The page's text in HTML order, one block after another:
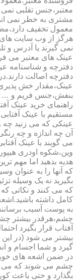
معتبر،جنس تقلبی نمی
مشتری به خطر نمی
معمول تخفیف
هرگز از وب سایت های
نمی گیرند یا آدرس و
عینک های معتبر می
دفترچه و شناسنامه
دفترچه اصالت
عینک،مقدار خش
بنفش،جنس فریم و …
راهنمای خرید عینک
مستقیم با عینک
عینکی که می زنید چه
آن چه اندازه و چه
می گویند با عینک
وین،شکوه اودری
هدیه بدهید اما مهم
که آنها را به عنوان
بگیرید نه یک وسیله
که می کنند و نکاتی که
کامل داشته
به پوست آسیب
چشم،هرقدر بیشتر
آفتاب قرار بگیرد
بیشتر می شود (در این
گیرد و شما اجسام و
در ضمن اشعه های
چشم می شوند که می
بگذارد و حتی باعث